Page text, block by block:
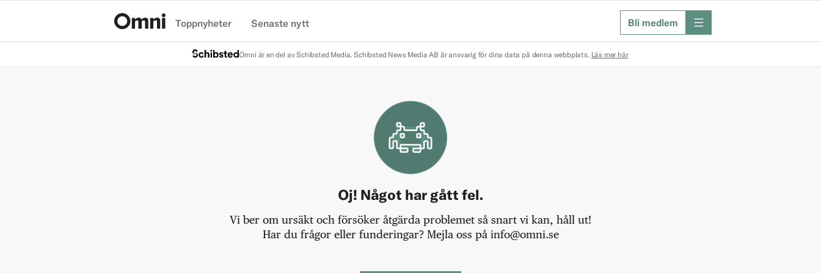
Toppnyheter Senaste nytt Bli medlem meny
Omni är en del av Schibsted Media. Schibsted News Media AB är ansvarig för dina data på denna webbplats. Läs mer här
Oj! Något har gått fel.
Vi ber om ursäkt och försöker åtgärda problemet så snart vi kan, håll ut!
Har du frågor eller funderingar? Mejla oss på info@omni.se